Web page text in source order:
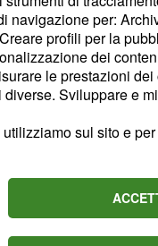
pericolosi in zona
di Milan e Real
, una differenza
hapesato nello
anche
ha cambiato
una rosa più
navigazione per:
profili per la
dei
le prestazioni
Sviluppare e
sul sito e